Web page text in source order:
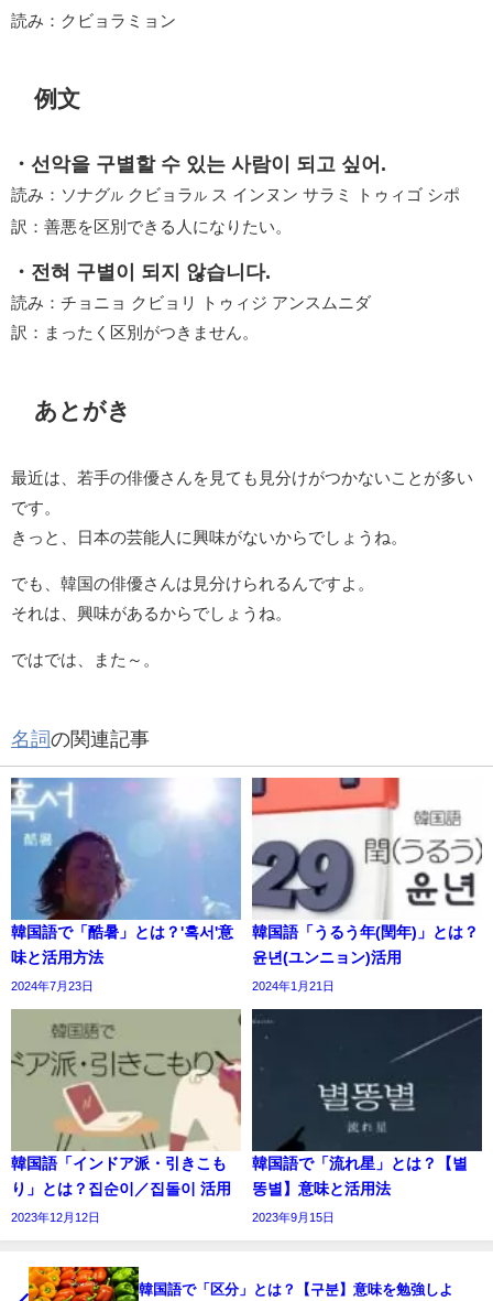
読み：クビョラミョン
例文
・선악을 구별할 수 있는 사람이 되고 싶어.
読み：ソナグル クビョラ ル ス インヌン サラミ トゥィゴ シポ
訳：善悪を区別できる人になりたい。
・전혀 구별이 되지 않습니다.
読み：チョニョ クビョリ トゥィジ アンスムニダ
訳：まったく区別がつきません。
あとがき
最近は、若手の俳優さんを見ても見分けがつかないことが多い
です。
きっと、日本の芸能人に興味がないからでしょうね。
でも、韓国の俳優さんは見分けられるんですよ。
それは、興味があるからでしょうね。
ではでは、また～。
名詞の関連記事
韓国語で「酷暑」とは？'혹서'意
味と活用方法
2024年7月23日
韓国語「うるう年(閏年)」とは？
윤년(ユンニョン)活用
2024年1月21日
韓国語「インドア派・引きこも
り」とは？집순이／집돌이 活用
2023年12月12日
韓国語で「流れ星」とは？【별
똥별】意味と活用法
2023年9月15日
韓国語で「区分」とは？【구분】意味を勉強しよ